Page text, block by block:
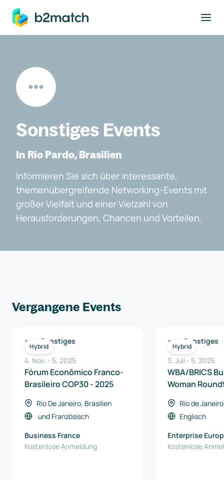
springen
Sonstiges Events
In Rio Pardo, Brasilien
Informieren Sie sich über interessante,
themenübergreifende Networking-Events mit
großer Vielfalt und einer Vielzahl von
Herausforderungen, Chancen und Vorteilen.
Vergangene Events
Hybrid
Sonstiges
4. Nov. - 5, 2025
Fórum Econômico Franco-
Brasileiro COP30 - 2025
Rio De Janeiro, Brasilien
und Französisch
Business France
Kostenlose Anmeldung
Hybrid
Sonstiges
3. Juli - 5, 2025
WBA/BRICS
Woman
Rio de
Englisch
Enterprise
Brasil
Kostenlose